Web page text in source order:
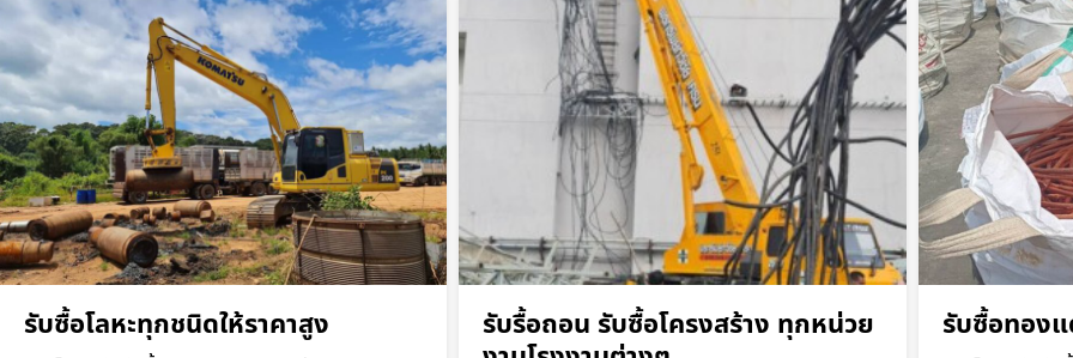
รับซื้อโลหะทุกชนิดให้ราคาสูง
รับรื้อถอน รับซื้อโครงสร้าง ทุกหน่วย
รับซื้อทองแ